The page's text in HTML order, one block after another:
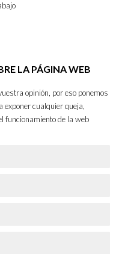
LA PÁGINA WEB
opinión, por eso ponemos
cualquier queja,
funcionamiento de la web